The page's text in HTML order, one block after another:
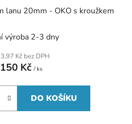
lanu 20mm - OKO s kroužkem
výroba 2-3 dny
Kč bez DPH
150 Kč / ks
DO KOŠÍKU